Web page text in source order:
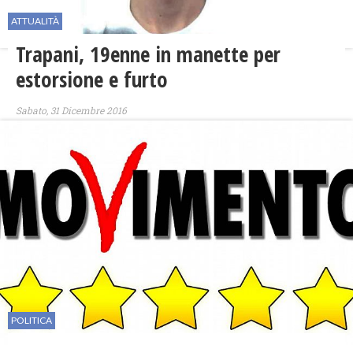
ATTUALITÀ
Trapani, 19enne in manette per
estorsione e furto
Sabato, 31 Dicembre 2016
POLITICA